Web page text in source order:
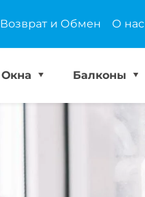
Возврат и Обмен О нас
Окна Балконы